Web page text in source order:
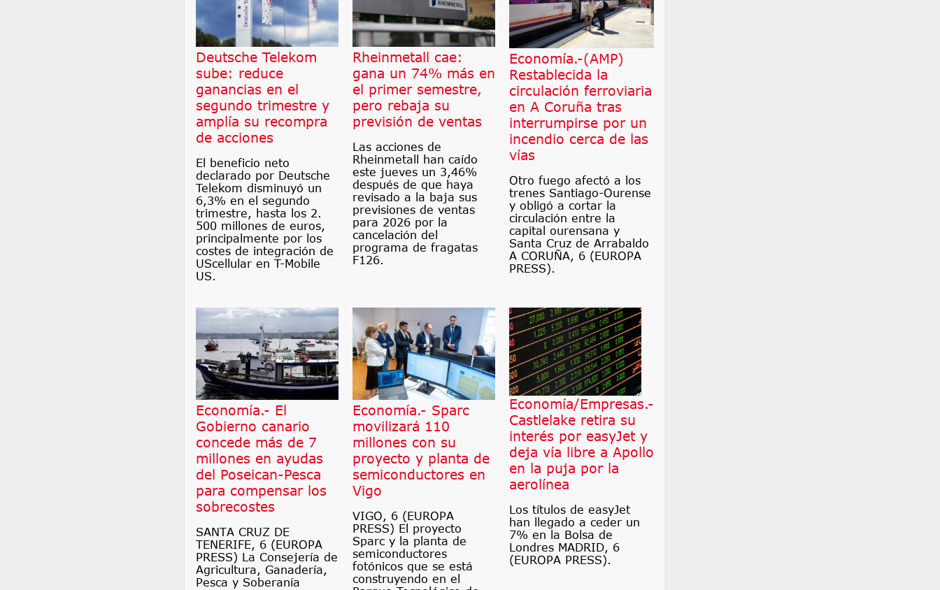
Deutsche Telekom
sube: reduce
ganancias en el
segundo trimestre y
amplía su recompra
de acciones
El beneficio neto
declarado por Deutsche
Telekom disminuyó un
6,3% en el segundo
trimestre, hasta los 2.
500 millones de euros,
principalmente por los
costes de integración de
UScellular en T-Mobile
US.
Rheinmetall cae:
gana un 74% más en
el primer semestre,
pero rebaja su
previsión de ventas
Las acciones de
Rheinmetall han caído
este jueves un 3,46%
después de que haya
revisado a la baja sus
previsiones de ventas
para 2026 por la
cancelación del
programa de fragatas
F126.
Economía.-(AMP)
Restablecida la
circulación ferroviaria
en A Coruña tras
interrumpirse por un
incendio cerca de las
vías
Otro fuego afectó a los
trenes Santiago-Ourense
y obligó a cortar la
circulación entre la
capital ourensana y
Santa Cruz de Arrabaldo
A CORUÑA, 6 (EUROPA
PRESS).
Economía.- El
Gobierno canario
concede más de 7
millones en ayudas
del Poseican-Pesca
para compensar los
sobrecostes
SANTA CRUZ DE
TENERIFE, 6 (EUROPA
PRESS) La Consejería de
Agricultura, Ganadería,
Pesca y Soberanía
Economía.- Sparc
movilizará 110
millones con su
proyecto y planta de
semiconductores en
Vigo
VIGO, 6 (EUROPA
PRESS) El proyecto
Sparc y la planta de
semiconductores
fotónicos que se está
construyendo en el
Economía/Empresas.-
Castlelake retira su
interés por easyJet y
deja vía libre a Apollo
en la puja por la
aerolínea
Los títulos de easyJet
han llegado a ceder un
7% en la Bolsa de
Londres MADRID, 6
(EUROPA PRESS).